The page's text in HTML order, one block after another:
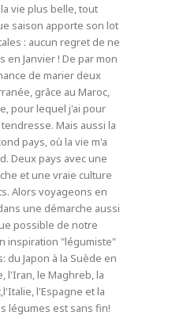
vie plus belle, tout
saison apporte son lot
: aucun regret de ne
en Janvier ! De par mon
de marier deux
grâce au Maroc,
pour lequel j'ai pour
Mais aussi la
pays, où la vie m'a
Deux pays avec une
et une vraie culture
Alors voyageons en
une démarche aussi
possible de notre
inspiration "légumiste"
du Japon à la Suède en
l'Iran, le Maghreb, la
l'Espagne et la
légumes est sans fin!